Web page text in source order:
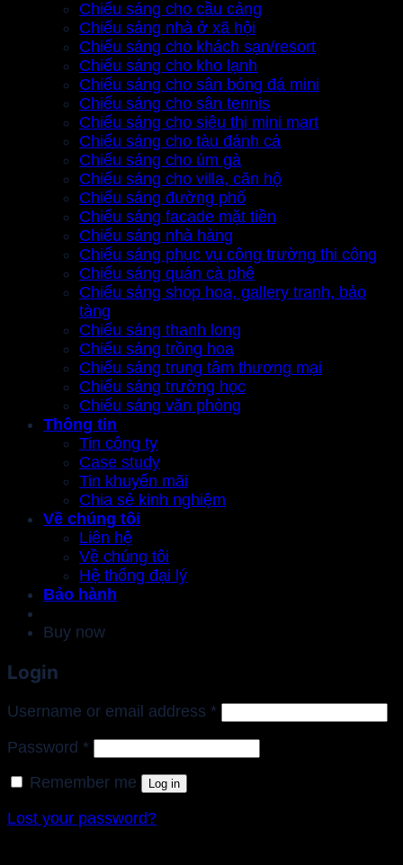
Chiếu sáng cho cầu cảng
Chiếu sáng nhà ở xã hội
Chiếu sáng cho khách sạn/resort
Chiếu sáng cho kho lạnh
Chiếu sáng cho sân bóng đá mini
Chiếu sáng cho sân tennis
Chiếu sáng cho siêu thị mini mart
Chiếu sáng cho tàu đánh cá
Chiếu sáng cho úm gà
Chiếu sáng cho villa, căn hộ
Chiếu sáng đường phố
Chiếu sáng facade mặt tiền
Chiếu sáng nhà hàng
Chiếu sáng phục vụ công trường thi công
Chiếu sáng quán cà phê
Chiếu sáng shop hoa, gallery tranh, bảo
tàng
Chiếu sáng thanh long
Chiếu sáng trồng hoa
Chiếu sáng trung tâm thương mại
Chiếu sáng trường học
Chiếu sáng văn phòng
Thông tin
Tin công ty
Case study
Tin khuyến mãi
Chia sẻ kinh nghiệm
Về chúng tôi
Liên hệ
Về chúng tôi
Hệ thống đại lý
Bảo hành
Buy now
Login
Username or email address *Required
Password *Required
Remember me Log in
Lost your password?